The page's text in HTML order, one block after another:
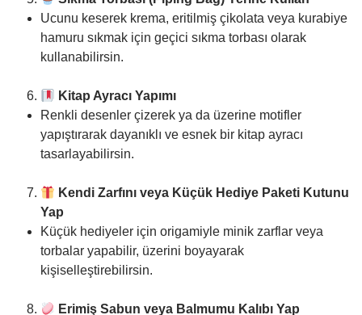
Ucunu keserek krema, eritilmiş çikolata veya kurabiye
hamuru sıkmak için geçici sıkma torbası olarak
kullanabilirsin.
Kitap Ayracı Yapımı
Renkli desenler çizerek ya da üzerine motifler
yapıştırarak dayanıklı ve esnek bir kitap ayracı
tasarlayabilirsin.
Kendi Zarfını veya Küçük Hediye Paketi Kutunu
Yap
Küçük hediyeler için origamiyle minik zarflar veya
torbalar yapabilir, üzerini boyayarak
kişiselleştirebilirsin.
Erimiş Sabun veya Balmumu Kalıbı Yap